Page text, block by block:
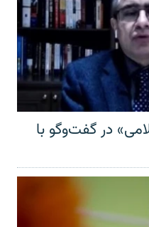
در گفت‌وگو با